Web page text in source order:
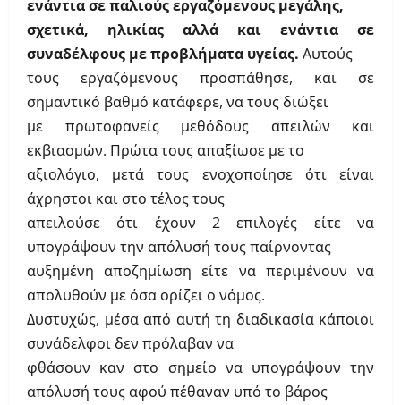
ενάντια σε παλιούς εργαζόμενους μεγάλης,
σχετικά, ηλικίας αλλά και ενάντια σε
συναδέλφους με προβλήματα υγείας. Αυτούς
τους εργαζόμενους προσπάθησε, και σε
σημαντικό βαθμό κατάφερε, να τους διώξει
με πρωτοφανείς μεθόδους απειλών και
εκβιασμών. Πρώτα τους απαξίωσε με το
αξιολόγιο, μετά τους ενοχοποίησε ότι είναι
άχρηστοι και στο τέλος τους
απειλούσε ότι έχουν 2 επιλογές είτε να
υπογράψουν την απόλυσή τους παίρνοντας
αυξημένη αποζημίωση είτε να περιμένουν να
απολυθούν με όσα ορίζει ο νόμος.
Δυστυχώς, μέσα από αυτή τη διαδικασία κάποιοι
συνάδελφοι δεν πρόλαβαν να
φθάσουν καν στο σημείο να υπογράψουν την
απόλυσή τους αφού πέθαναν υπό το βάρος